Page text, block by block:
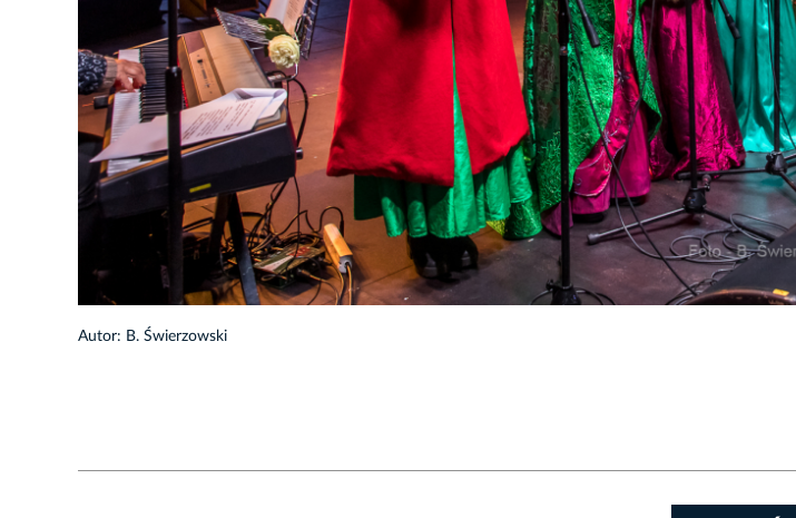
Autor: B. Świerzowski